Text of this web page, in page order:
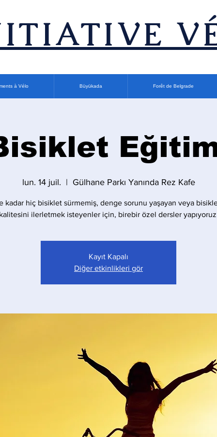
à Vélo Büyükada Forêt de Belgrade
lun. 14 juil.
  |
Gülhane Parkı Yanında Rez Kafe
kadar hiç bisiklet sürmemiş, denge sorunu yaşayan veya
ilerletmek isteyenler için, birebir özel dersler
Kayıt Kapalı
Diğer etkinlikleri gör